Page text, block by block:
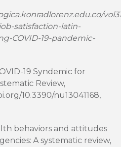
satisfaction-latin-
COVID-19-pandemic-
19 Syndemic for
Review,
10.3390/nu13041168,
behaviors and attitudes
A systematic review,